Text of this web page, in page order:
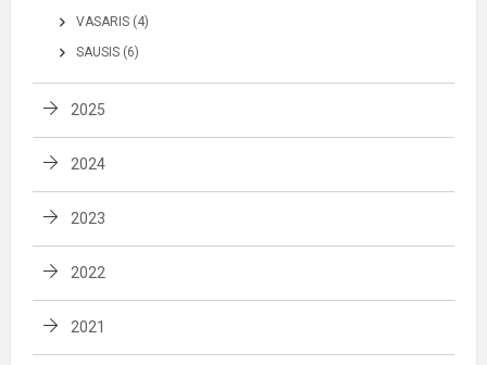
VASARIS (4)
SAUSIS (6)
2025
2024
2023
2022
2021